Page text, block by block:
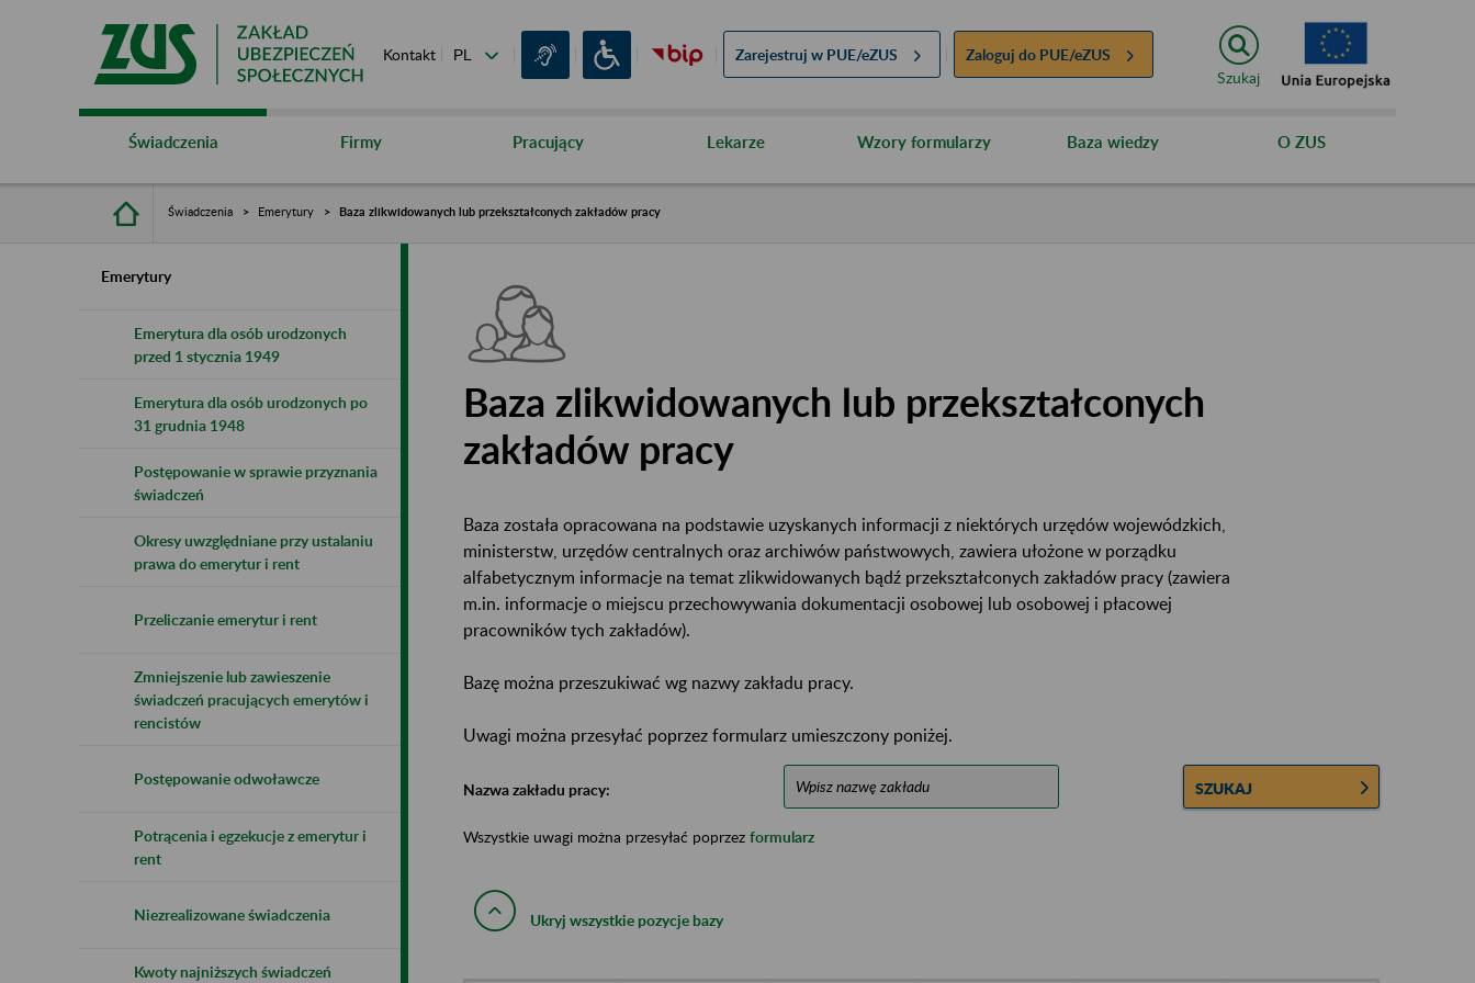
Kontakt Zarejestruj w PUE/eZUS Zaloguj do PUE/eZUS
Szukaj
Świadczenia Firmy Pracujący Lekarze Wzory formularzy Baza wiedzy O ZUS
Świadczenia Emerytury Baza zlikwidowanych lub przekształconych zakładów pracy
Emerytury
Emerytura dla osób urodzonych
przed 1 stycznia 1949
Emerytura dla osób urodzonych po
31 grudnia 1948
Postępowanie w sprawie przyznania
świadczeń
Okresy uwzględniane przy ustalaniu
prawa do emerytur i rent
Przeliczanie emerytur i rent
Zmniejszenie lub zawieszenie
świadczeń pracujących emerytów i
rencistów
Postępowanie odwoławcze
Potrącenia i egzekucje z emerytur i
rent
Niezrealizowane świadczenia
Kwoty najniższych świadczeń
Baza zlikwidowanych lub przekształconych
zakładów pracy
Baza została opracowana na podstawie uzyskanych informacji z niektórych urzędów wojewódzkich,
ministerstw, urzędów centralnych oraz archiwów państwowych, zawiera ułożone w porządku
alfabetycznym informacje na temat zlikwidowanych bądź przekształconych zakładów pracy (zawiera
m.in. informacje o miejscu przechowywania dokumentacji osobowej lub osobowej i płacowej
pracowników tych zakładów).
Bazę można przeszukiwać wg nazwy zakładu pracy.
Uwagi można przesyłać poprzez formularz umieszczony poniżej.
Nazwa zakładu pracy: SZUKAJ
Wszystkie uwagi można przesyłać poprzez formularz
Ukryj wszystkie pozycje bazy